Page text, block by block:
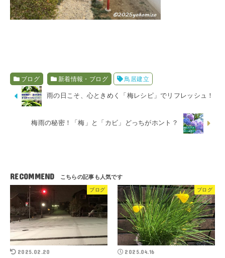
ブログ 新着情報・ブログ 鳥居建立
雨の日こそ、心ときめく「梅レシピ」でリフレッシュ！
梅雨の秘密！「梅」と「カビ」どっちがホント？
RECOMMEND
ブログ
2025.02.20
ブログ
2025.04.16